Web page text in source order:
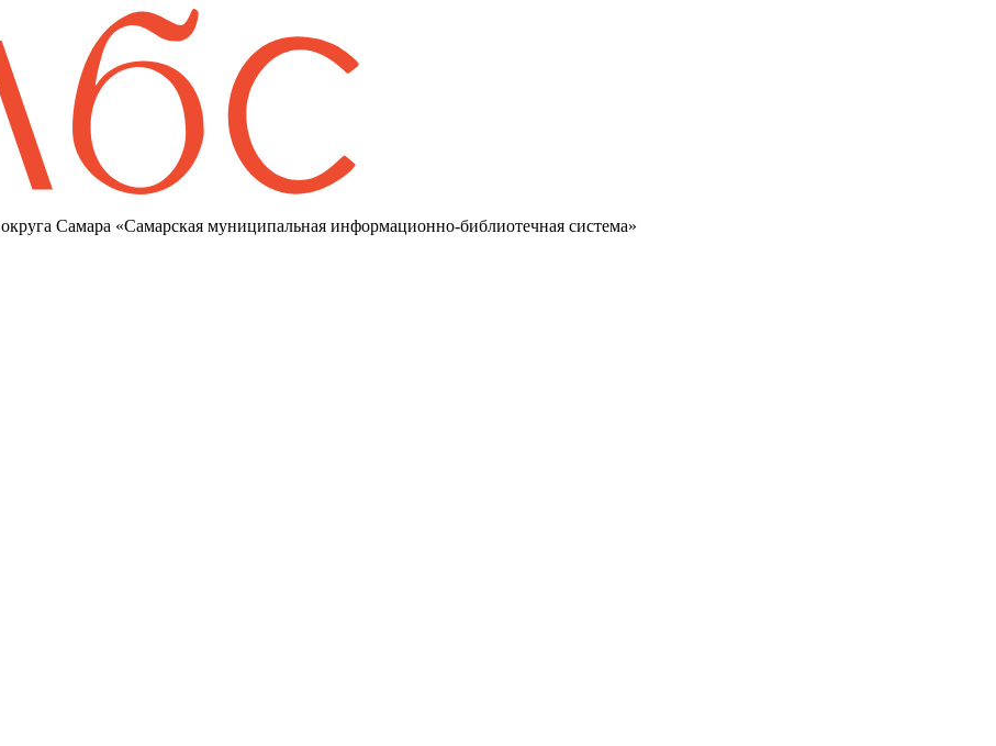
Самара «Самарская муниципальная информационно-библиотечная система»